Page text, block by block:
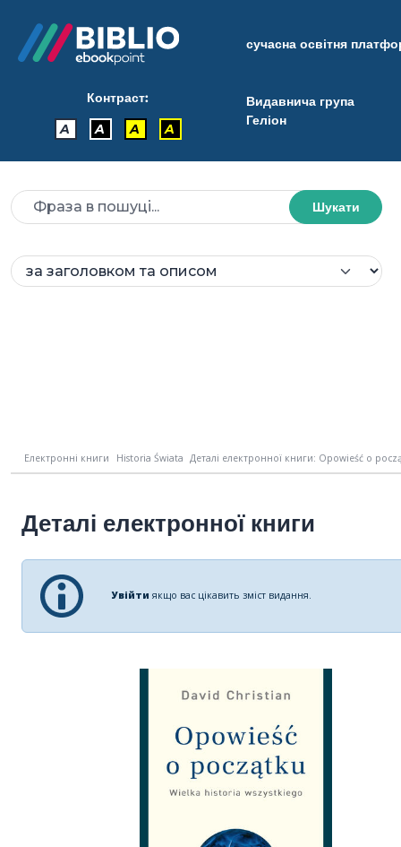
сучасна освітня
Контраст:
A
A A A
Видавнича група
Геліон
Шукати
Електронні книги Historia Świata Деталі електронної книги: Opowieść o
Деталі електронної книги
Увійти якщо вас цікавить зміст видання.